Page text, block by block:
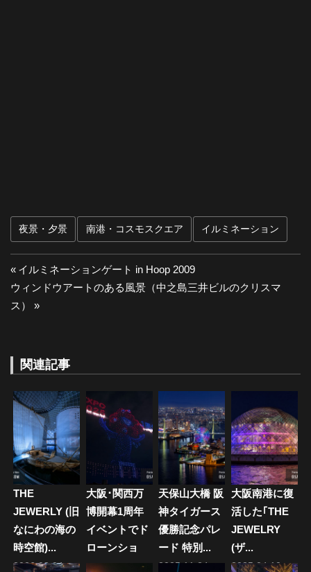
夜景・夕景 南港・コスモスクエア イルミネーション
投
稿
ビ
ゲ
ー
シ
ョ
ン
前
の
投
イルミネーションゲート in Hoop 2009
次
の
ウィンドウアートのある風景（中之島三井ビルのクリスマ
ス）
関連記事
THE
JEWERLY (旧
なにわの海の
時空館)...
2026.08.04
大阪･関西万
博開幕1周年
イベントでド
ローンショ
ー...
天保山大橋 阪
神タイガース
優勝記念パレ
ード 特別...
2025.11.24
大阪南港に復
活した｢THE
JEWELRY
(ザ...
2025.04.10